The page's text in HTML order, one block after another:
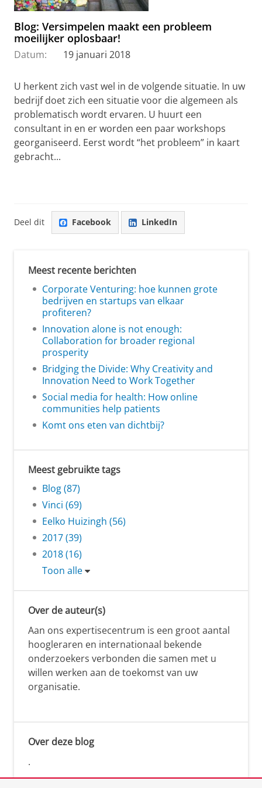
Blog: Versimpelen maakt een probleem
moeilijker oplosbaar!
Datum: 19 januari 2018
U herkent zich vast wel in de volgende situatie. In uw
bedrijf doet zich een situatie voor die algemeen als
problematisch wordt ervaren. U huurt een
consultant in en er worden een paar workshops
georganiseerd. Eerst wordt “het probleem” in kaart
gebracht...
Deel dit Facebook LinkedIn
Meest recente berichten
Corporate Venturing: hoe kunnen grote
bedrijven en startups van elkaar
profiteren?
Innovation alone is not enough:
Collaboration for broader regional
prosperity
Bridging the Divide: Why Creativity and
Innovation Need to Work Together
Social media for health: How online
communities help patients
Komt ons eten van dichtbij?
Meest gebruikte tags
Blog (87)
Vinci (69)
Eelko Huizingh (56)
2017 (39)
2018 (16)
Toon alle
Over de auteur(s)
Aan ons expertisecentrum is een groot aantal
hoogleraren en internationaal bekende
onderzoekers verbonden die samen met u
willen werken aan de toekomst van uw
organisatie.
Over deze blog
.